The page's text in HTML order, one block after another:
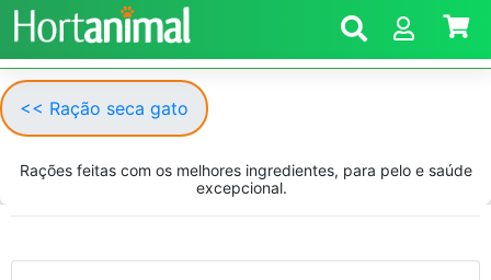
<< Ração seca gato
Rações feitas com os melhores ingredientes, para pelo e saúde
excepcional.